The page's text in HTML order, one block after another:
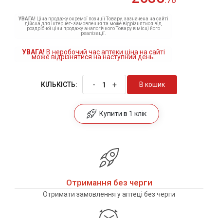
УВАГА! Ціна продажу окремої позиції Товару, зазначена на сайті
дійсна для інтернет- замовлення та може відрізнятися від
роздрібної ціни продажу аналогічного Товару в місці його
реалізації.
УВАГА! В неробочий час аптеки ціна на сайті
може відрізнятися на наступний день.
КІЛЬКІСТЬ: - + В кошик
Купити в 1 клік
Отримання без черги
Отримати замовлення у аптеці без черги